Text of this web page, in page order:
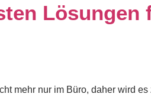
Lösungen
mehr nur im Büro, daher wird es